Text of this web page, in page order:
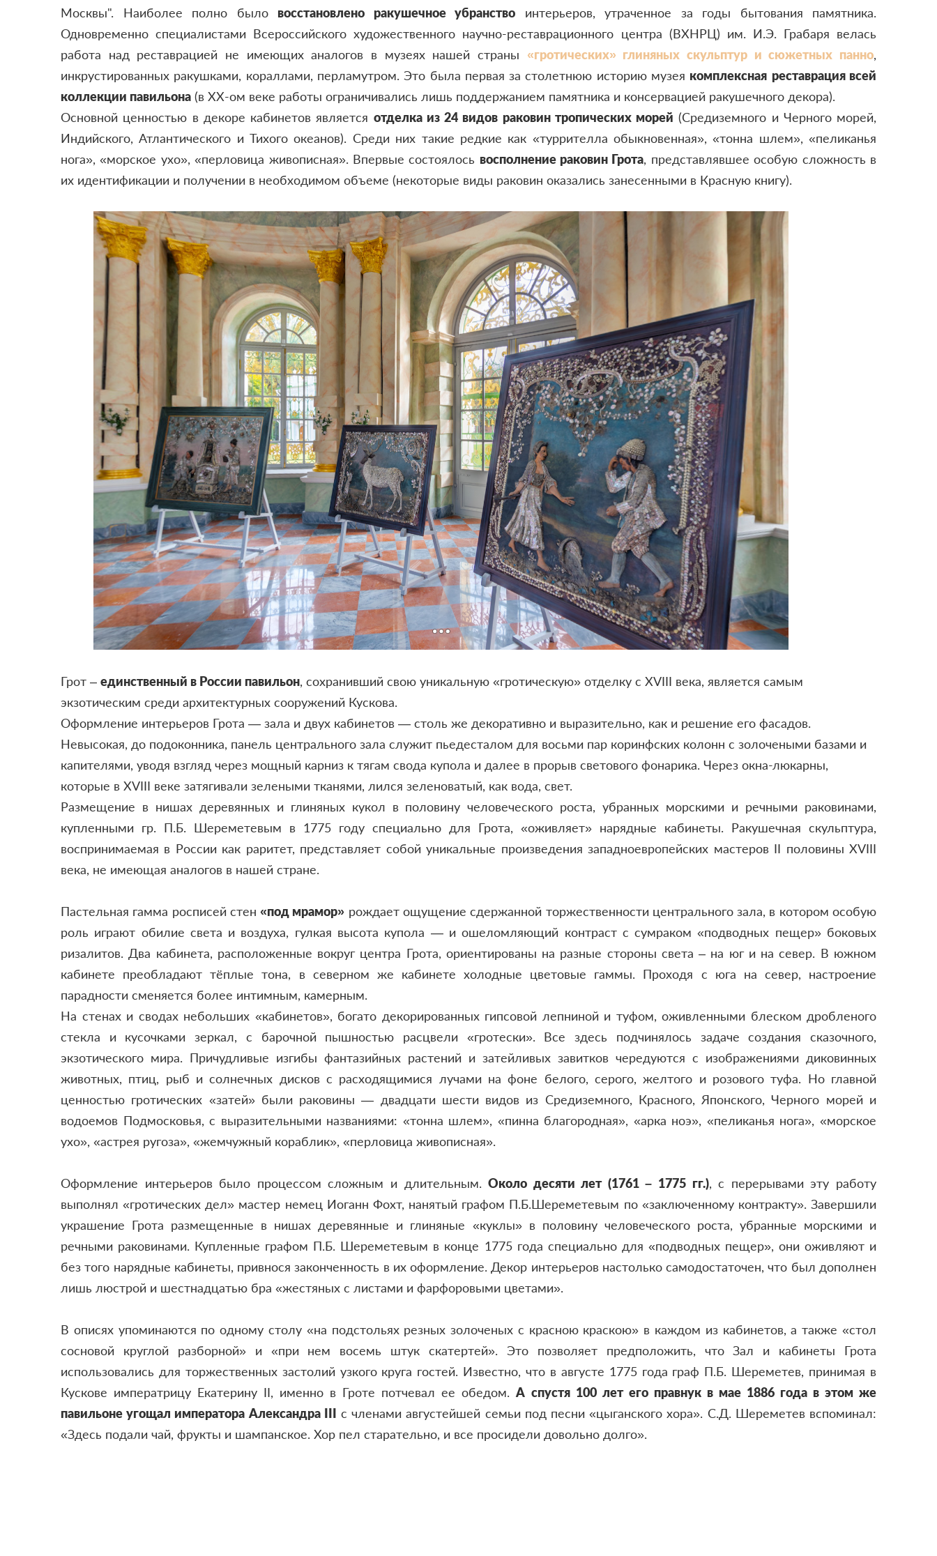
Москвы". Наиболее полно было восстановлено ракушечное убранство интерьеров, утраченное за годы бытования памятника.
Одновременно специалистами Всероссийского художественного научно-реставрационного центра (ВХНРЦ) им. И.Э. Грабаря велась
работа над реставрацией не имеющих аналогов в музеях нашей страны «гротических» глиняных скульптур и сюжетных панно,
инкрустированных ракушками, кораллами, перламутром. Это была первая за столетнюю историю музея комплексная реставрация всей
коллекции павильона (в ХХ-ом веке работы ограничивались лишь поддержанием памятника и консервацией ракушечного декора).
Основной ценностью в декоре кабинетов является отделка из 24 видов раковин тропических морей (Средиземного и Черного морей,
Индийского, Атлантического и Тихого океанов). Среди них такие редкие как «туррителла обыкновенная», «тонна шлем», «пеликанья
нога», «морское ухо», «перловица живописная». Впервые состоялось восполнение раковин Грота, представлявшее особую сложность в
их идентификации и получении в необходимом объеме (некоторые виды раковин оказались занесенными в Красную книгу).
Грот – единственный в России павильон, сохранивший свою уникальную «гротическую» отделку с XVIII века, является самым
экзотическим среди архитектурных сооружений Кускова.
Оформление интерьеров Грота — зала и двух кабинетов — столь же декоративно и выразительно, как и решение его фасадов.
Невысокая, до подоконника, панель центрального зала служит пьедесталом для восьми пар коринфских колонн с золочеными базами и
капителями, уводя взгляд через мощный карниз к тягам свода купола и далее в прорыв светового фонарика. Через окна-люкарны,
которые в XVIII веке затягивали зелеными тканями, лился зеленоватый, как вода, свет.
Размещение в нишах деревянных и глиняных кукол в половину человеческого роста, убранных морскими и речными раковинами,
купленными гр. П.Б. Шереметевым в 1775 году специально для Грота, «оживляет» нарядные кабинеты. Ракушечная скульптура,
воспринимаемая в России как раритет, представляет собой уникальные произведения западноевропейских мастеров II половины ХVIII
века, не имеющая аналогов в нашей стране.
Пастельная гамма росписей стен«под мрамор» рождает ощущение сдержанной торжественности центрального зала, в котором особую
роль играют обилие света и воздуха, гулкая высота купола — и ошеломляющий контраст с сумраком «подводных пещер» боковых
ризалитов. Два кабинета, расположенные вокруг центра Грота, ориентированы на разные стороны света – на юг и на север. В южном
кабинете преобладают тёплые тона, в северном же кабинете холодные цветовые гаммы. Проходя с юга на север, настроение
парадности сменяется более интимным, камерным.
На стенах и сводах небольших «кабинетов», богато декорированных гипсовой лепниной и туфом, оживленными блеском дробленого
стекла и кусочками зеркал, с барочной пышностью расцвели «гротески». Все здесь подчинялось задаче создания сказочного,
экзотического мира. Причудливые изгибы фантазийных растений и затейливых завитков чередуются с изображениями диковинных
животных, птиц, рыб и солнечных дисков с расходящимися лучами на фоне белого, серого, желтого и розового туфа. Но главной
ценностью гротических «затей» были раковины — двадцати шести видов из Средиземного, Красного, Японского, Черного морей и
водоемов Подмосковья, с выразительными названиями: «тонна шлем», «пинна благородная», «арка ноэ», «пеликанья нога», «морское
ухо», «астрея ругоза», «жемчужный кораблик», «перловица живописная».
Оформление интерьеров было процессом сложным и длительным.Около десяти лет (1761 – 1775 гг.), с перерывами эту работу
выполнял «гротических дел» мастер немец Иоганн Фохт, нанятый графом П.Б.Шереметевым по «заключенному контракту». Завершили
украшение Грота размещенные в нишах деревянные и глиняные «куклы» в половину человеческого роста, убранные морскими и
речными раковинами. Купленные графом П.Б. Шереметевым в конце 1775 года специально для «подводных пещер», они оживляют и
без того нарядные кабинеты, привнося законченность в их оформление. Декор интерьеров настолько самодостаточен, что был дополнен
лишь люстрой и шестнадцатью бра «жестяных с листами и фарфоровыми цветами».
В описях упоминаются по одному столу «на подстольях резных золоченых с красною краскою» в каждом из кабинетов, а также «стол
сосновой круглой разборной» и «при нем восемь штук скатертей». Это позволяет предположить, что Зал и кабинеты Грота
использовались для торжественных застолий узкого круга гостей. Известно, что в августе 1775 года граф П.Б. Шереметев, принимая в
Кускове императрицу Екатерину II, именно в Гроте потчевал ее обедом.А спустя 100 лет его правнук в мае 1886 года в этом же
павильоне угощал императора Александра III с членами августейшей семьи под песни «цыганского хора». С.Д. Шереметев вспоминал:
«Здесь подали чай, фрукты и шампанское. Хор пел старательно, и все просидели довольно долго».